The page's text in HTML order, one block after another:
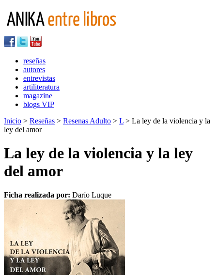
reseñas
autores
entrevistas
artiliteratura
magazine
blogs VIP
Inicio > Reseñas > Resenas Adulto > L > La ley de la violencia y la
ley del amor
La ley de la violencia y la ley
del amor
Ficha realizada por: Darío Luque